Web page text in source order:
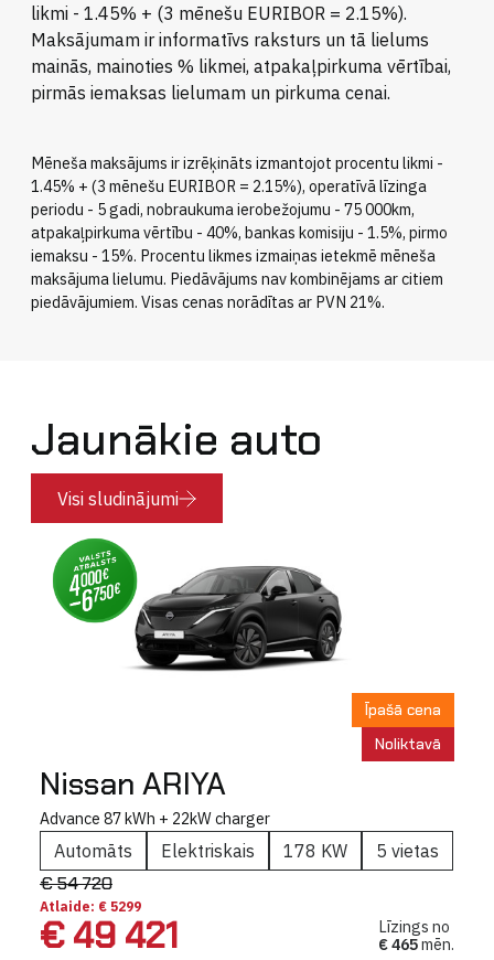
likmi - 1.45% + (3 mēnešu EURIBOR = 2.15%).
Maksājumam ir informatīvs raksturs un tā lielums
mainās, mainoties % likmei, atpakaļpirkuma vērtībai,
pirmās iemaksas lielumam un pirkuma cenai.
Mēneša maksājums ir izrēķināts izmantojot procentu likmi -
1.45% + (3 mēnešu EURIBOR = 2.15%), operatīvā līzinga
periodu - 5 gadi, nobraukuma ierobežojumu - 75 000km,
atpakaļpirkuma vērtību - 40%, bankas komisiju - 1.5%, pirmo
iemaksu - 15%. Procentu likmes izmaiņas ietekmē mēneša
maksājuma lielumu. Piedāvājums nav kombinējams ar citiem
piedāvājumiem. Visas cenas norādītas ar PVN 21%.
Jaunākie auto
Visi sludinājumi
Īpašā cena
Noliktavā
Nissan ARIYA
Advance 87 kWh + 22kW charger
Automāts Elektriskais 178 KW 5 vietas
€ 54 720
Atlaide: € 5299
€ 49 421
Līzings no
€ 465mēn.